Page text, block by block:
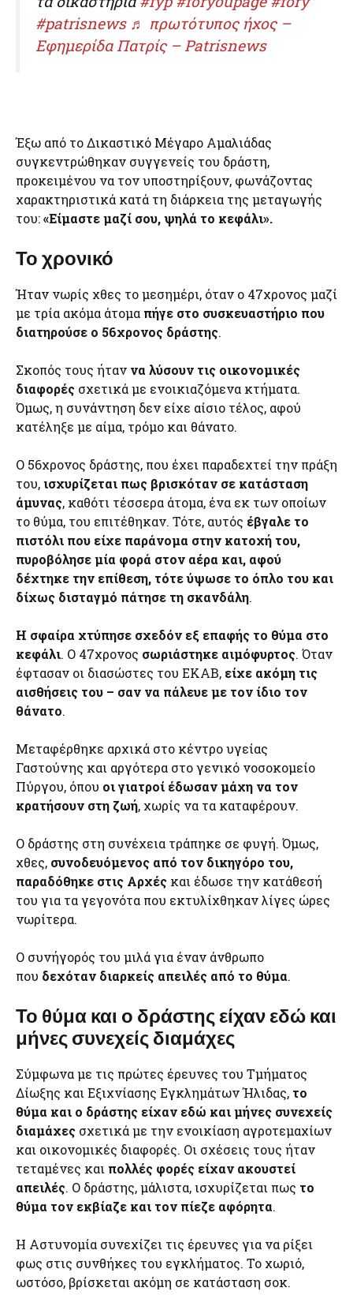
#patrisnews ♬ πρωτότυπος ήχος –
Εφημερίδα Πατρίς – Patrisnews
Έξω από το Δικαστικό Μέγαρο Αμαλιάδας
συγκεντρώθηκαν συγγενείς του δράστη,
προκειμένου να τον υποστηρίξουν, φωνάζοντας
χαρακτηριστικά κατά τη διάρκεια της μεταγωγής
του:«Είμαστε μαζί σου, ψηλά το κεφάλι».
Το χρονικό
Ήταν νωρίς χθες το μεσημέρι, όταν ο 47χρονος μαζί
με τρία ακόμα άτομα πήγε στο συσκευαστήριο που
διατηρούσε ο 56χρονος δράστης.
Σκοπός τους ήταν να λύσουν τις οικονομικές
διαφορές σχετικά με ενοικιαζόμενα κτήματα.
Όμως, η συνάντηση δεν είχε αίσιο τέλος, αφού
κατέληξε με αίμα, τρόμο και θάνατο.
Ο 56χρονος δράστης, που έχει παραδεχτεί την πράξη
του,ισχυρίζεται πως βρισκόταν σε κατάσταση
άμυνας, καθότι τέσσερα άτομα, ένα εκ των οποίων
το θύμα, του επιτέθηκαν. Τότε, αυτός έβγαλε το
πιστόλι που είχε παράνομα στην κατοχή του,
πυροβόλησε μία φορά στον αέρα και, αφού
δέχτηκε την επίθεση, τότε ύψωσε το όπλο του και
δίχως δισταγμό πάτησε τη σκανδάλη.
Η σφαίρα χτύπησε σχεδόν εξ επαφής το θύμα στο
κεφάλι. Ο 47χρονος σωριάστηκε αιμόφυρτος. Όταν
έφτασαν οι διασώστες του ΕΚΑΒ, είχε ακόμη τις
αισθήσεις του – σαν να πάλευε με τον ίδιο τον
θάνατο.
Μεταφέρθηκε αρχικά στο κέντρο υγείας
Γαστούνης και αργότερα στο γενικό νοσοκομείο
Πύργου, όπου οι γιατροί έδωσαν μάχη να τον
κρατήσουν στη ζωή, χωρίς να τα καταφέρουν.
Ο δράστης στη συνέχεια τράπηκε σε φυγή. Όμως,
χθες, συνοδευόμενος από τον δικηγόρο του,
παραδόθηκε στις Αρχές και έδωσε την κατάθεσή
του για τα γεγονότα που εκτυλίχθηκαν λίγες ώρες
νωρίτερα.
Ο συνήγορός του μιλά για έναν άνθρωπο
που δεχόταν διαρκείς απειλές από το θύμα.
Το θύμα και ο δράστης είχαν εδώ και
μήνες συνεχείς διαμάχες
Σύμφωνα με τις πρώτες έρευνες του Τμήματος
Δίωξης και Εξιχνίασης Εγκλημάτων Ήλιδας, το
θύμα και ο δράστης είχαν εδώ και μήνες συνεχείς
διαμάχες σχετικά με την ενοικίαση αγροτεμαχίων
και οικονομικές διαφορές. Οι σχέσεις τους ήταν
τεταμένες και πολλές φορές είχαν ακουστεί
απειλές. Ο δράστης, μάλιστα, ισχυρίζεται πως το
θύμα τον εκβίαζε και τον πίεζε αφόρητα.
Η Αστυνομία συνεχίζει τις έρευνες για να ρίξει
φως στις συνθήκες του εγκλήματος. Το χωριό,
ωστόσο, βρίσκεται ακόμη σε κατάσταση σοκ.